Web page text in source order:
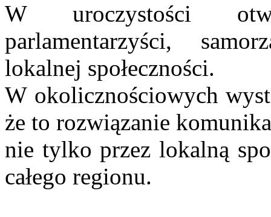
W uroczystości
parlamentarzyści,
lokalnej społeczności.
W okolicznościowych
że to rozwiązanie
nie tylko przez lokalną
całego regionu.